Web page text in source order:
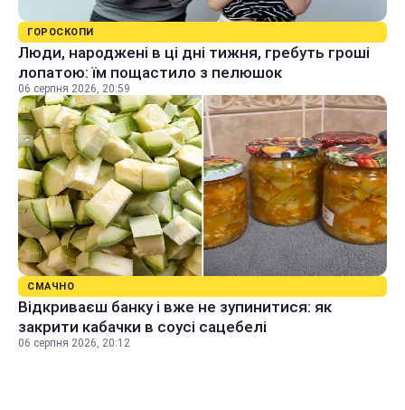
ГОРОСКОПИ
Люди, народжені в ці дні тижня, гребуть гроші
лопатою: їм пощастило з пелюшок
06 серпня 2026, 20:59
СМАЧНО
Відкриваєш банку і вже не зупинитися: як
закрити кабачки в соусі сацебелі
06 серпня 2026, 20:12